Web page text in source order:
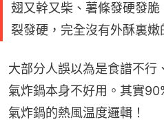
翅又幹又柴、薯條發硬發
裂發硬，完全沒有外酥裏嫩
大部分人誤以為是食譜不行
氣炸鍋本身不好用。其實
氣炸鍋的熱風温度邏輯！